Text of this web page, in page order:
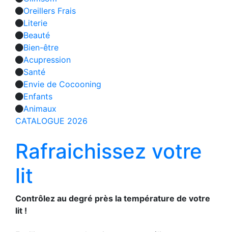
Oreillers Frais
Literie
Beauté
Bien-être
Acupression
Santé
Envie de Cocooning
Enfants
Animaux
CATALOGUE 2026
Rafraichissez votre
lit
Contrôlez au degré près la température de votre
lit !